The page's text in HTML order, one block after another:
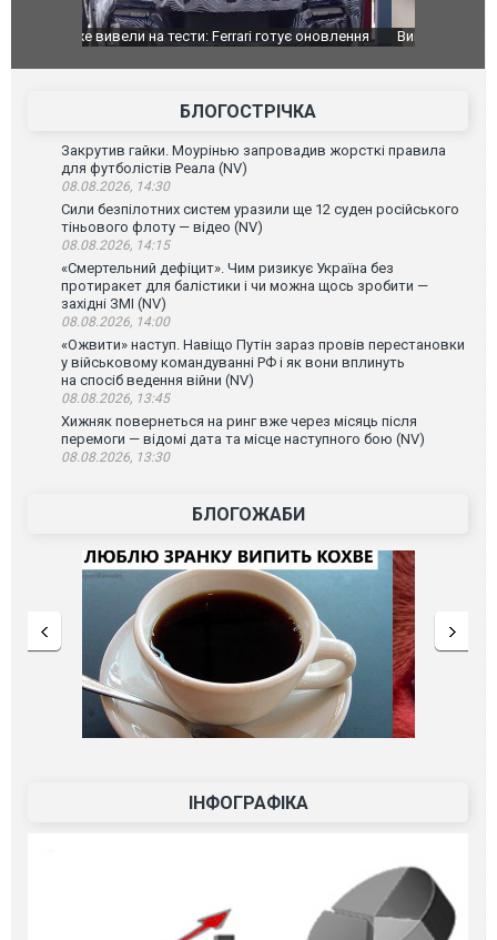
Вийшов трейлер нової екранізації легендарного
БЛОГОСТРІЧКА
Закрутив гайки. Моурінью запровадив жорсткі правила
для футболістів Реала (NV)
08.08.2026, 14:30
Сили безпілотних систем уразили ще 12 суден російського
тіньового флоту — відео (NV)
08.08.2026, 14:15
«Смертельний дефіцит». Чим ризикує Україна без
протиракет для балістики і чи можна щось зробити —
західні ЗМІ (NV)
08.08.2026, 14:00
«Ожвити» наступ. Навіщо Путін зараз провів перестановки
у військовому командуванні РФ і як вони вплинуть
на спосіб ведення війни (NV)
08.08.2026, 13:45
Хижняк повернеться на ринг вже через місяць після
перемоги — відомі дата та місце наступного бою (NV)
08.08.2026, 13:30
БЛОГОЖАБИ
ІНФОГРАФІКА